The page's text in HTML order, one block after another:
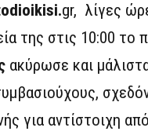
gr, λίγες
της στις 10:00 το
ακύρωσε και
για αντίστοιχη